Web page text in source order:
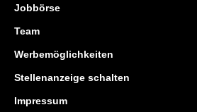
Jobbörse
Team
Werbemöglichkeiten
Stellenanzeige schalten
Impressum